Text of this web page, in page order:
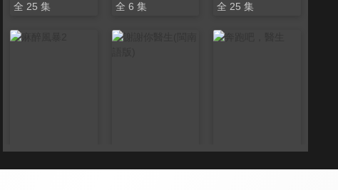
全 25 集 全 6 集 全 25 集